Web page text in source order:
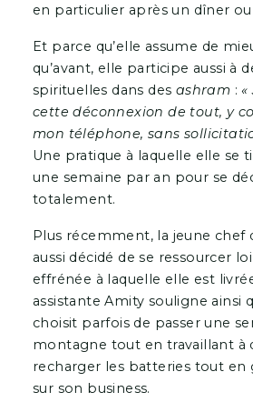
en particulier après un dîner ou
Et parce qu’elle assume de
qu’avant, elle participe aussi à
spirituelles dans des ashram :«
cette déconnexion de tout, y
mon téléphone, sans
Une pratique à laquelle elle se
une semaine par an pour se
totalement.
Plus récemment, la jeune chef
aussi décidé de se ressourcer
effrénée à laquelle elle est
assistante Amity souligne ainsi
choisit parfois de passer une
montagne tout en travaillant à
recharger les batteries tout en
sur son business.